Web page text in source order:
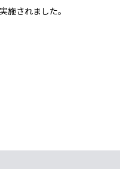
施されました。